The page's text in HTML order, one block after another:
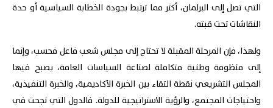
التي تصل إلى البرلمان، أكثر مما ترتبط بجودة الخطابة السياسية أو حدة
النقاشات تحت قبته.
ولهذا، فإن المرحلة المقبلة لا تحتاج إلى مجلس شعب فاعل فحسب، وإنما
إلى منظومة وطنية متكاملة لصناعة السياسات العامة، يصبح فيها
المجلس التشريعي نقطة التقاء بين الخبرة الأكاديمية، والخبرة التنفيذية،
واحتياجات المجتمع، والرؤية الاستراتيجية للدولة. فالدول التي نجحت في